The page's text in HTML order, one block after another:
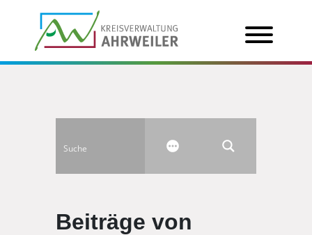
Beiträge von